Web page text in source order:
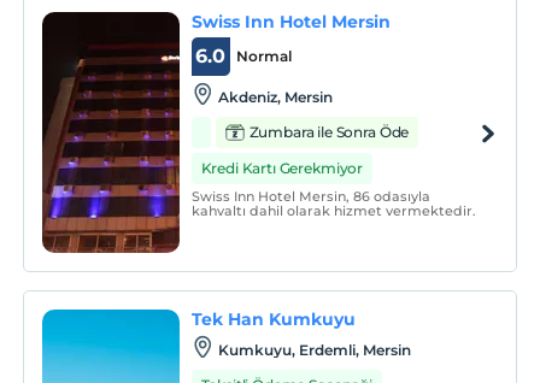
Swiss Inn Hotel Mersin
Normal
6.0
Akdeniz, Mersin
Zumbara ile Sonra Öde
Kredi Kartı Gerekmiyor
Swiss Inn Hotel Mersin, 86 odasıyla
kahvaltı dahil olarak hizmet vermektedir.
Tek Han Kumkuyu
Kumkuyu, Erdemli, Mersin